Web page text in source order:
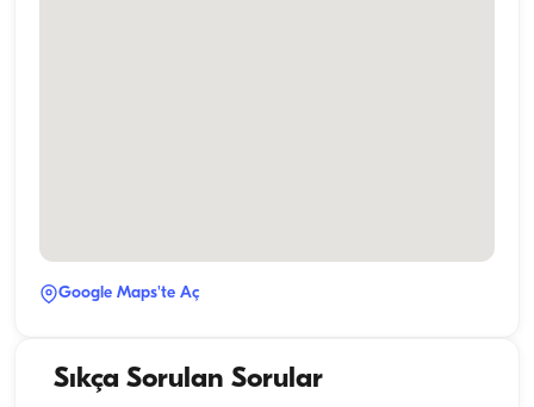
Google Maps'te Aç
Sıkça Sorulan Sorular